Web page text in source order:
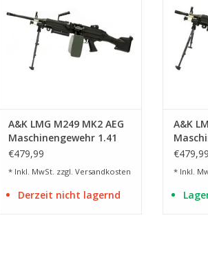
A&K LMG M249 MK2 AEG
Maschinengewehr 1.41
Joule - BK
€479,99
* Inkl. MwSt. zzgl. Versandkosten
Derzeit nicht lagernd
A&K
€479,99
* Inkl.